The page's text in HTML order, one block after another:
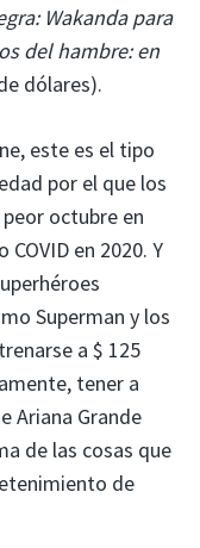
Wakanda para
del hambre: en
dólares).
este es el tipo
por el que los
octubre en
en 2020. Y
Superman y los
a $ 125
tener a
Ariana Grande
de las cosas que
de